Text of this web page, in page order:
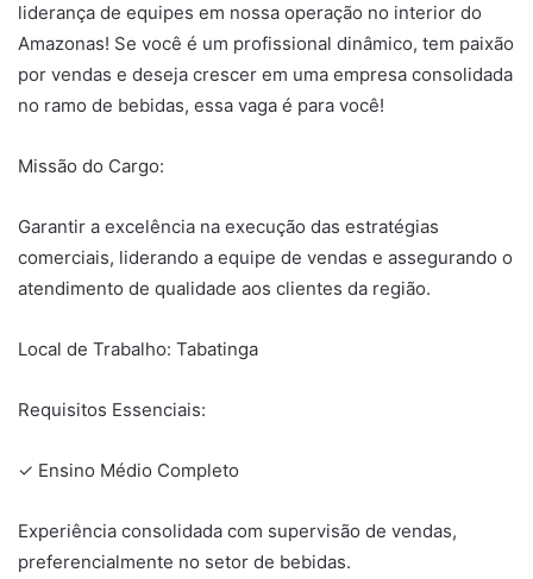
liderança de equipes em nossa operação no interior do
Amazonas! Se você é um profissional dinâmico, tem paixão
por vendas e deseja crescer em uma empresa consolidada
no ramo de bebidas, essa vaga é para você!
Missão do Cargo:
Garantir a excelência na execução das estratégias
comerciais, liderando a equipe de vendas e assegurando o
atendimento de qualidade aos clientes da região.
Local de Trabalho: Tabatinga
Requisitos Essenciais:
✓ Ensino Médio Completo
Experiência consolidada com supervisão de vendas,
preferencialmente no setor de bebidas.